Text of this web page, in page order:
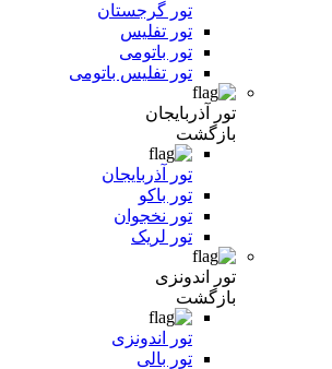
تور گرجستان
تور تفلیس
تور باتومی
تور تفلیس باتومی
تور آذربایجان
بازگشت
تور آذربایجان
تور باکو
تور نخجوان
تور لریک
تور اندونزی
بازگشت
تور اندونزی
تور بالی